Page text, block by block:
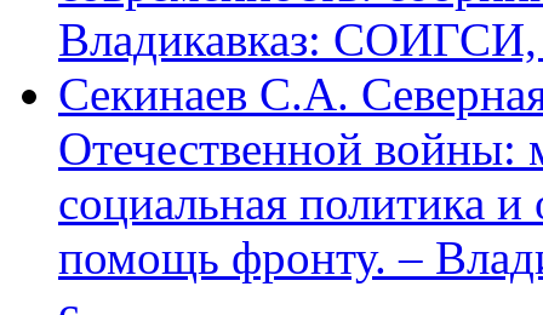
Владикавказ: СОИГСИ,
Секинаев С.А.
Отечественной войны:
социальная политика
помощь фронту. –